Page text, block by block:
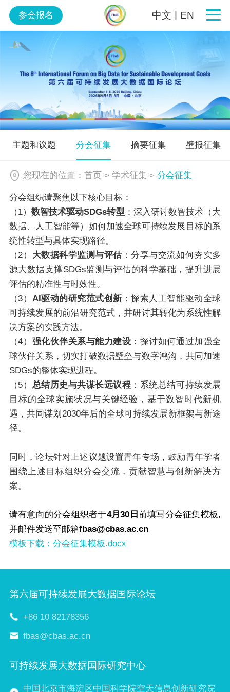
参会报名 中文 EN
主题和议题 分会征集 摘要征集 壁报征集
您现在的位置：首页 >学术征集 >分会征集
分会组织请聚焦以下核心目标：
（1）数智技术驱动SDGs转型 ：深入研讨数智技术（大
数据、人工智能等）如何加速全球可持续发展目标的系
统性转型与具体实现路径。
（2） 大数据科学监测与评估：分享与交流如何夯实多
源大数据支撑SDGs监测与评估的科学基础，提升进展
评估的精准性与时效性。
（3） AI驱动的研究范式创新 ：探索人工智能驱动全球
可持续发展的前沿研究范式，并研讨其转化为系统性解
决方案的实践方法。
（4） 强化伙伴关系与能力建设 ：探讨如何通过加强全
球伙伴关系，切实打破数据壁垒与数字鸿沟，共同加速
SDGs的整体实现进程。
（5） 总结历史与共谋长远议程 ：系统总结可持续发展
目标的全球实施状况与关键经验，基于数智时代新机
遇，共同谋划2030年后的全球可持续发展新框架与新途
径。
同时，论坛针对上述议题设置青年专场，鼓励青年学者
围绕上述目标组织分会交流，贡献智慧与创新解决方
案。
请有意向的分会组织者于4月30日 前填写分会征集模板,
并邮件发送至邮箱fbas@cbas.ac.cn
模板下载：分会征集模板.docx
第六届可持续发展大数据国际论坛
+86 10 82178356
fbas@cbas.ac.cn
可持续发展大数据国际研究中心
中国北京市海淀区中国科学院空天信息创新研究院